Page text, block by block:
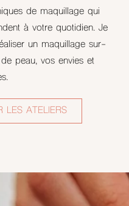
de maquillage qui
à votre quotidien. Je
un maquillage sur-
peau, vos envies et
LES ATELIERS